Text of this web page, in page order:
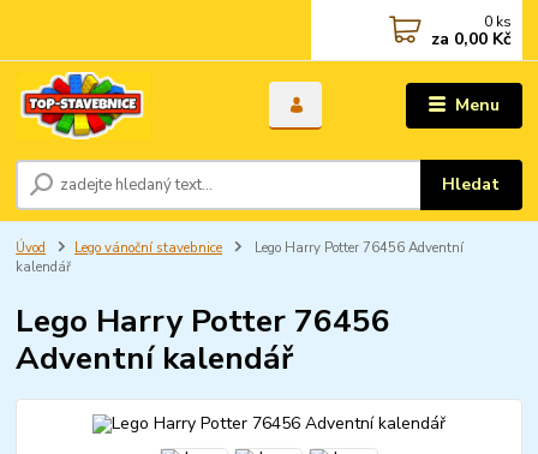
Menu
Hledat
0 ks
za 0,00 Kč
Úvod Lego vánoční stavebnice
Lego Harry Potter 76456 Adventní
kalendář
Lego Harry Potter 76456
Adventní kalendář